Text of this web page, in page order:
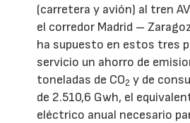
(carretera y avión) al tren
el corredor Madrid –
ha supuesto en estos tres
servicio un ahorro de
toneladas de CO2 y de
de 2.510,6 Gwh, el
eléctrico anual necesario